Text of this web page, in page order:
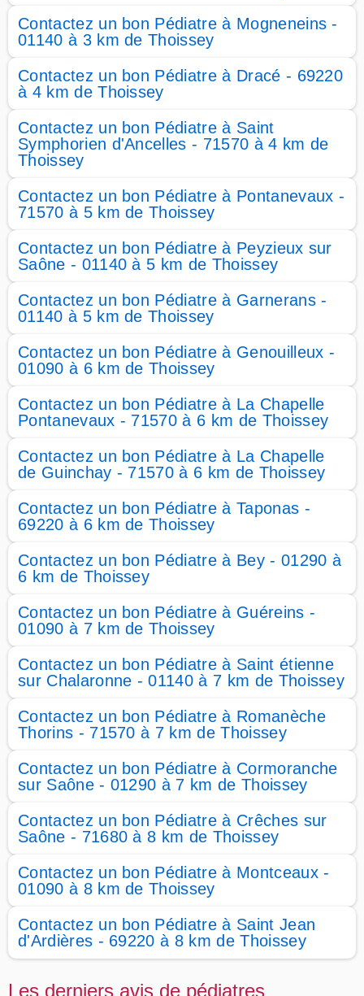
Contactez un bon Pédiatre à Mogneneins -
01140 à 3 km de Thoissey
Contactez un bon Pédiatre à Dracé - 69220
à 4 km de Thoissey
Contactez un bon Pédiatre à Saint
Symphorien d'Ancelles - 71570 à 4 km de
Thoissey
Contactez un bon Pédiatre à Pontanevaux -
71570 à 5 km de Thoissey
Contactez un bon Pédiatre à Peyzieux sur
Saône - 01140 à 5 km de Thoissey
Contactez un bon Pédiatre à Garnerans -
01140 à 5 km de Thoissey
Contactez un bon Pédiatre à Genouilleux -
01090 à 6 km de Thoissey
Contactez un bon Pédiatre à La Chapelle
Pontanevaux - 71570 à 6 km de Thoissey
Contactez un bon Pédiatre à La Chapelle
de Guinchay - 71570 à 6 km de Thoissey
Contactez un bon Pédiatre à Taponas -
69220 à 6 km de Thoissey
Contactez un bon Pédiatre à Bey - 01290 à
6 km de Thoissey
Contactez un bon Pédiatre à Guéreins -
01090 à 7 km de Thoissey
Contactez un bon Pédiatre à Saint étienne
sur Chalaronne - 01140 à 7 km de Thoissey
Contactez un bon Pédiatre à Romanèche
Thorins - 71570 à 7 km de Thoissey
Contactez un bon Pédiatre à Cormoranche
sur Saône - 01290 à 7 km de Thoissey
Contactez un bon Pédiatre à Crêches sur
Saône - 71680 à 8 km de Thoissey
Contactez un bon Pédiatre à Montceaux -
01090 à 8 km de Thoissey
Contactez un bon Pédiatre à Saint Jean
d'Ardières - 69220 à 8 km de Thoissey
Les derniers avis de pédiatres